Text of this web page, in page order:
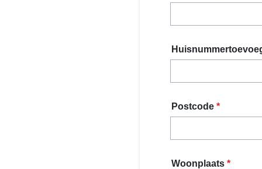
Postcode *
Woonplaats *